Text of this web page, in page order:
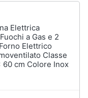
Elettrica
a Gas e 2
Elettrico
Classe
cm Colore Inox